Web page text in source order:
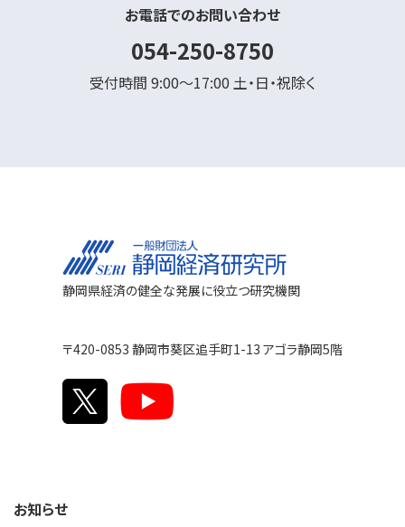
お電話でのお問い合わせ
054-250-8750
受付時間 9:00～17:00 土・日・祝除く
静岡県経済の健全な発展に役立つ研究機関
〒420-0853 静岡市葵区追手町1-13 アゴラ静岡5階
お知らせ